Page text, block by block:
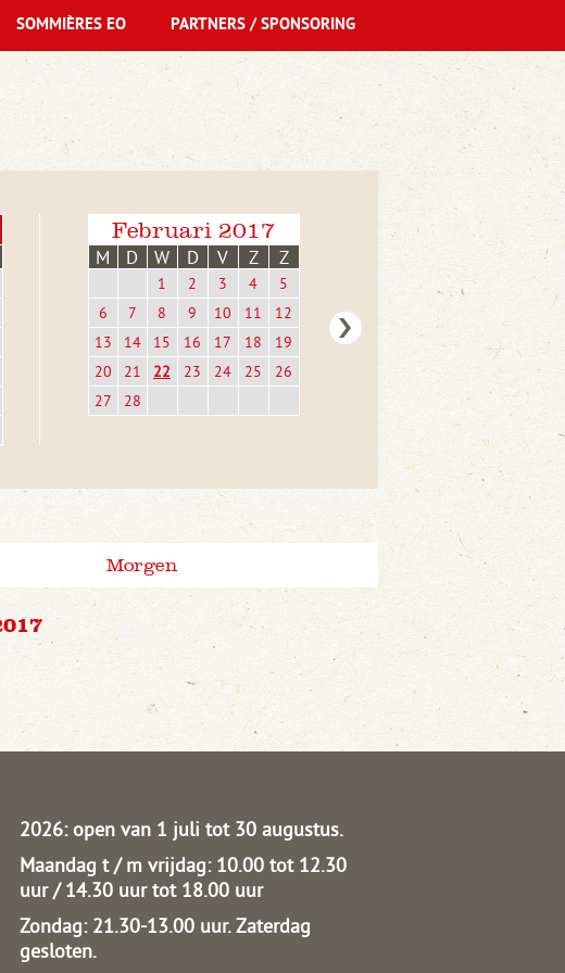
Februari 2017
M D W D V Z Z
1 2 3 4
5
6
7 8 9 10 11
12
13
14 15 16 17 18
19
20
21 22 23 24 25
26
27
28
Morgen
SOMMIÈRES EO PARTNERS / SPONSORING
2026: open van 1 juli tot 30 augustus.
Maandag t / m vrijdag: 10.00 tot 12.30
uur / 14.30 uur tot 18.00 uur
Zondag: 21.30-13.00 uur.Zaterdag
gesloten.